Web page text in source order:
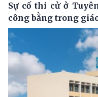
Sự cố thi cử ở
công bằng trong